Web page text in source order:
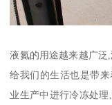
液氮的用途越来越广泛
给我们的生活也是带
业生产中进行冷冻处